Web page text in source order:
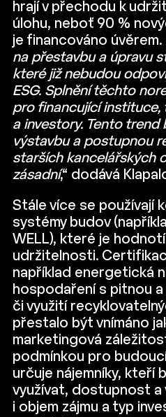
hrají v přechodu k
úlohu, neboť 90 %
je financováno úvěrem.
na přestavbu a úpravu
které již nebudou
ESG. Splnění těchto
pro financující instituce,
a investory. Tento trend
výstavbu a postupnou
starších kancelářských
zásadní,“ dodává
Stále více se používají
systémy budov
WELL), které je
udržitelnosti.
například energetická
hospodaření s pitnou
či využití
přestalo být vnímáno
marketingová
podmínkou pro
určuje nájemníky, kteří
využívat, dostupnost a
i objem zájmu a typ